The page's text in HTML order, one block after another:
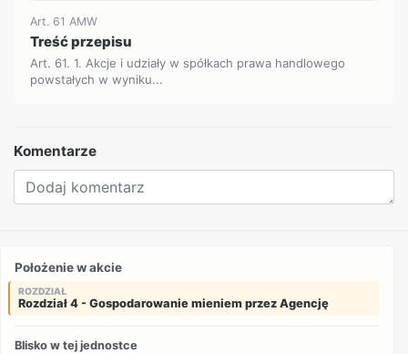
Art. 61 AMW
Treść przepisu
Art. 61. 1. Akcje i udziały w spółkach prawa handlowego
powstałych w wyniku...
Komentarze
Położenie w akcie
ROZDZIAŁ
Rozdział 4 - Gospodarowanie mieniem przez Agencję
Blisko w tej jednostce